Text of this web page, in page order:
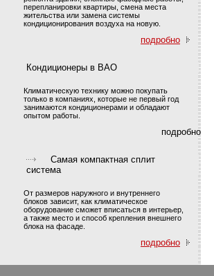
перепланировки квартиры, смена места
жительства или замена системы
кондиционирования воздуха на новую.
подробно
Кондиционеры в ВАО
Климатическую технику можно покупать
только в компаниях, которые не первый год
занимаются кондиционерами и обладают
опытом работы.
подробно
Самая компактная сплит
система
От размеров наружного и внутреннего
блоков зависит, как климатическое
оборудование сможет вписаться в интерьер,
а также место и способ крепления внешнего
блока на фасаде.
подробно